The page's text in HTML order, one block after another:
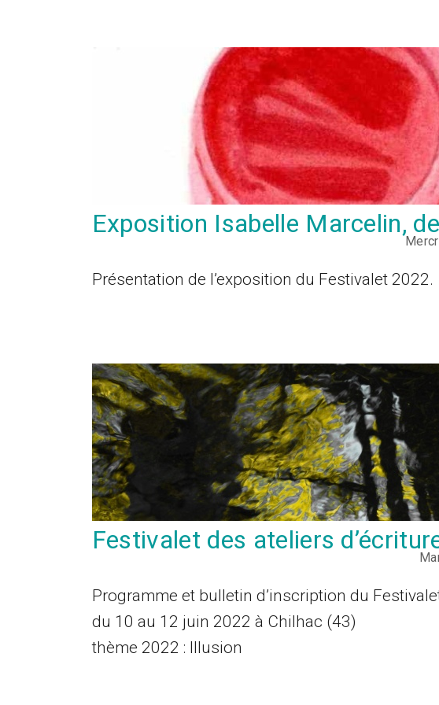
Exposition Isabelle Marcelin,
Présentation de l’exposition du Festivalet 2022.
Festivalet des ateliers
Programme et bulletin d’inscription du
du 10 au 12 juin 2022 à Chilhac (43)
thème 2022 : Illusion